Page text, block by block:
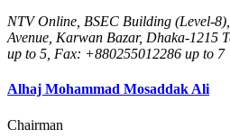
NTV Online, BSEC Building (Level-
Avenue, Karwan Bazar, Dhaka-1215
up to 5, Fax: +880255012286 up to 7
Alhaj Mohammad Mosaddak Ali
Chairman